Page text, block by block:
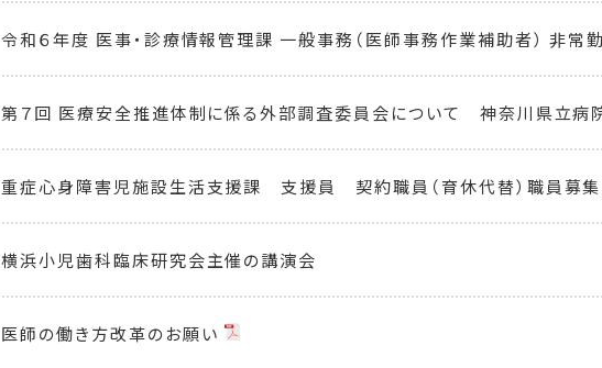
令和６年度 医事・診療情報管理課 一般事務（医師事務作業補助者） 非常
第７回 医療安全推進体制に係る外部調査委員会について 神奈川県立病
重症心身障害児施設生活支援課 支援員 契約職員（育休代替）職員募集
横浜小児歯科臨床研究会主催の講演会
医師の働き方改革のお願い